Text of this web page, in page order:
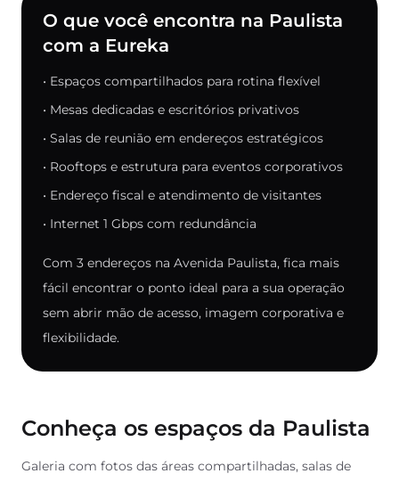
O que você encontra na Paulista
com a Eureka
• Espaços compartilhados para rotina flexível
• Mesas dedicadas e escritórios privativos
• Salas de reunião em endereços estratégicos
• Rooftops e estrutura para eventos corporativos
• Endereço fiscal e atendimento de visitantes
• Internet 1 Gbps com redundância
Com 3 endereços na Avenida Paulista, fica mais
fácil encontrar o ponto ideal para a sua operação
sem abrir mão de acesso, imagem corporativa e
flexibilidade.
Conheça os espaços da Paulista
Galeria com fotos das áreas compartilhadas, salas de